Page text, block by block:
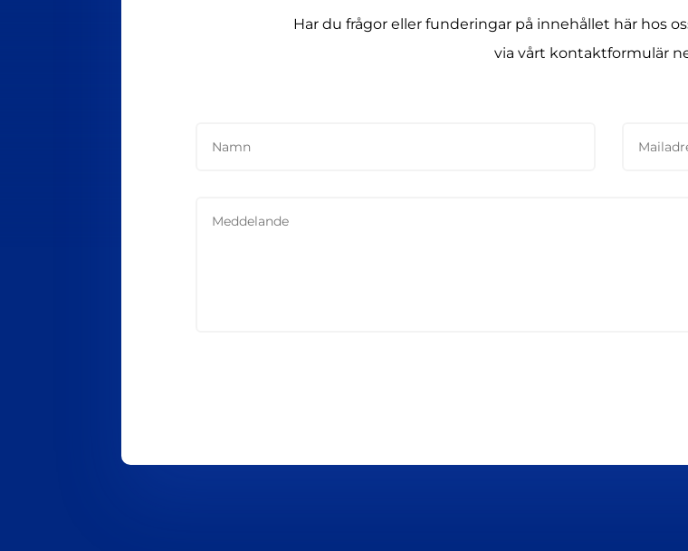
Har du frågor eller funderingar på innehållet här hos
via vårt kontaktformulär